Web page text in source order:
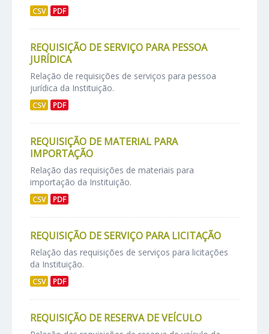
CSV PDF
REQUISIÇÃO DE SERVIÇO PARA PESSOA
JURÍDICA
Relação de requisições de serviços para pessoa
jurídica da Instituição.
CSV PDF
REQUISIÇÃO DE MATERIAL PARA
IMPORTAÇÃO
Relação das requisições de materiais para
importação da Instituição.
CSV PDF
REQUISIÇÃO DE SERVIÇO PARA LICITAÇÃO
Relação das requisições de serviços para licitações
da Instituição.
CSV PDF
REQUISIÇÃO DE RESERVA DE VEÍCULO